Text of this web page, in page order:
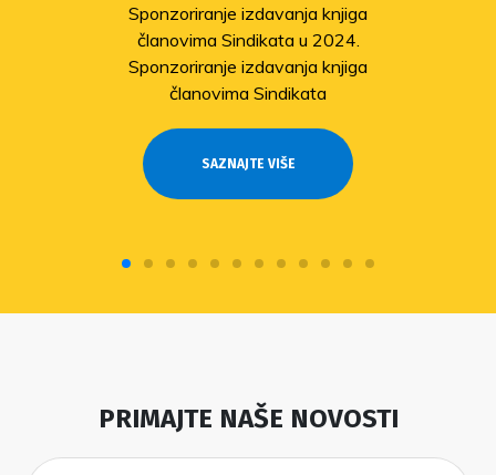
Sponzoriranje izdavanja knjiga
članovima Sindikata u 2024.
Sponzoriranje izdavanja knjiga
članovima Sindikata
SAZNAJTE VIŠE
PRIMAJTE NAŠE NOVOSTI